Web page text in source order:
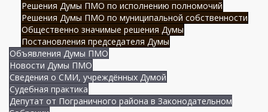
Решения Думы ПМО по исполнению полномочий
Решения Думы ПМО по муниципальной собственности
Общественно значимые решения Думы
Постановления председателя Думы
Объявления Думы ПМО
Новости Думы ПМО
Сведения о СМИ, учреждённых Думой
Судебная практика
Депутат от Пограничного района в Законодательном